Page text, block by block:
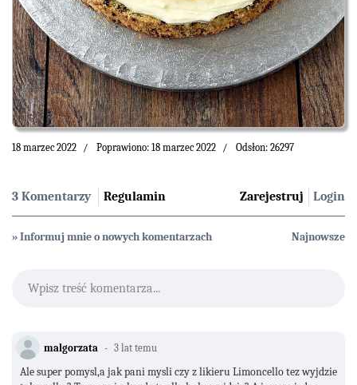
18 marzec 2022 Poprawiono: 18 marzec 2022 Odsłon: 26297
3 Komentarzy Regulamin Login
Zarejestruj
» Informuj mnie o nowych komentarzach Najnowsze
Wpisz treść komentarza...
malgorzata 3 lat temu
Ale super pomysl,a jak pani mysli czy z likieru Limoncello tez wyjdzie